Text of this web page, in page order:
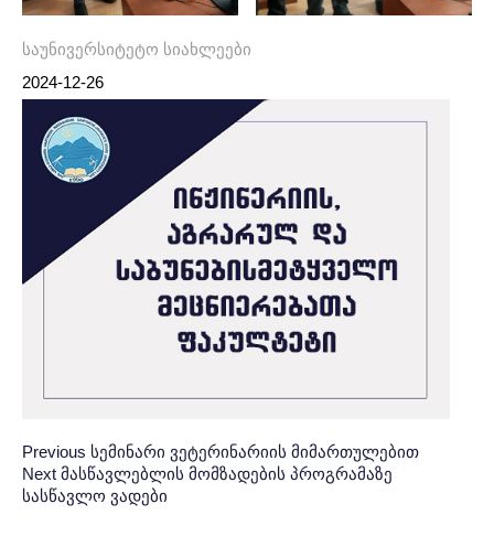
საუნივერსიტეტო სიახლეები
2024-12-26
Post
navigation
პოსტის
ნავიგაცია
Previous Previous
Post:
სემინარი ვეტერინარიის მიმართულებით
Next Next
Post:
მასწავლებლის მომზადების პროგრამაზე
სასწავლო ვადები